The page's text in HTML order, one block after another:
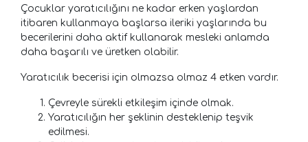
Çocuklar yaratıcılığını ne kadar erken yaşlardan
itibaren kullanmaya başlarsa ileriki yaşlarında bu
becerilerini daha aktif kullanarak mesleki anlamda
daha başarılı ve üretken olabilir.
Yaratıcılık becerisi için olmazsa olmaz 4 etken vardır.
Çevreyle sürekli etkileşim içinde olmak.
Yaratıcılığın her şeklinin desteklenip teşvik
edilmesi.